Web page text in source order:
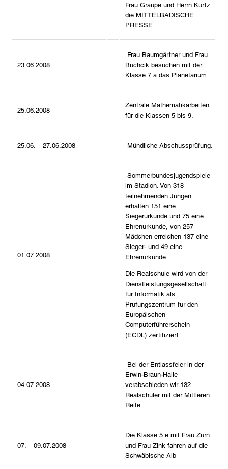
Frau Graupe und Herrn Kurtz
die MITTELBADISCHE
PRESSE.
23.06.2008
Frau Baumgärtner und Frau
Buchcik besuchen mit der
Klasse 7 a das Planetarium
25.06.2008
Zentrale Mathematikarbeiten
für die Klassen 5 bis 9.
25.06. – 27.06.2008 Mündliche Abschussprüfung.
01.07.2008
Sommerbundesjugendspiele
im Stadion. Von 318
teilnehmenden Jungen
erhalten 151 eine
Siegerurkunde und 75 eine
Ehrenurkunde, von 257
Mädchen erreichen 137 eine
Sieger- und 49 eine
Ehrenurkunde.
Die Realschule wird von der
Dienstleistungsgesellschaft
für Informatik als
Prüfungszentrum für den
Europäischen
Computerführerschein
(ECDL) zertifiziert.
04.07.2008
Bei der Entlassfeier in der
Erwin-Braun-Halle
verabschieden wir 132
Realschüler mit der Mittleren
Reife.
07. – 09.07.2008
Die Klasse 5 e mit Frau Zürn
und Frau Zink fahren auf die
Schwäbische Alb